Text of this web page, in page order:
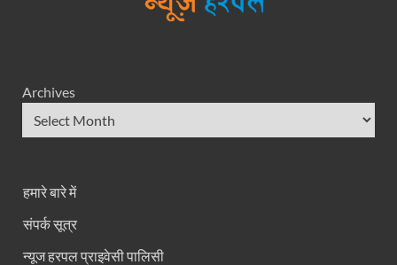
Archives
हमारे बारे में
संपर्क सूत्र
न्यूज हरपल प्राइवेसी पालिसी